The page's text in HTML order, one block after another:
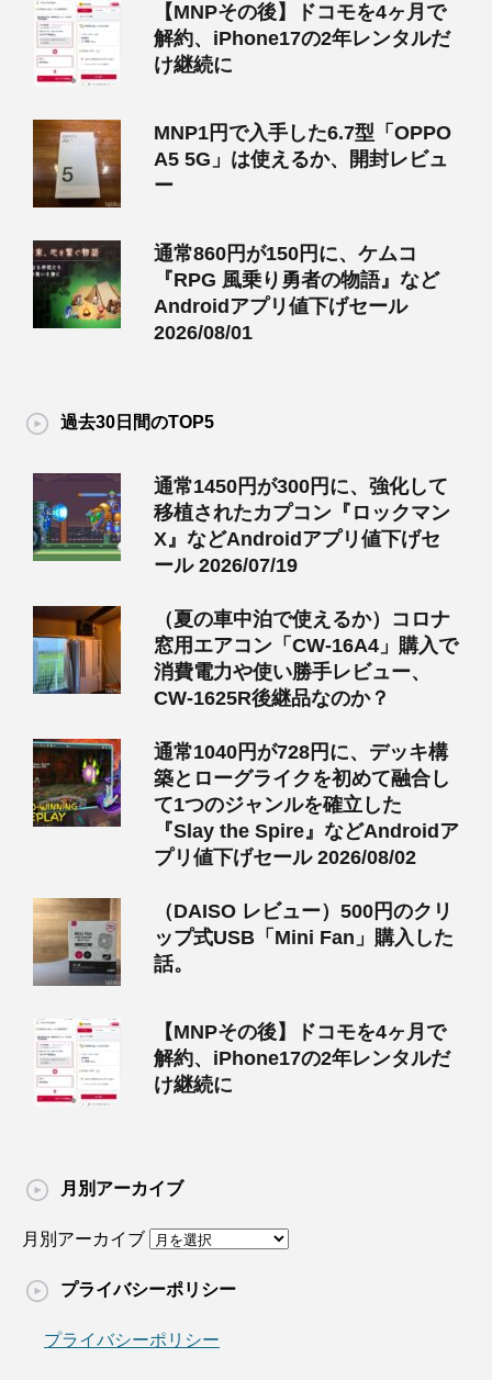
【MNPその後】ドコモを4ヶ月で
解約、iPhone17の2年レンタルだ
け継続に
MNP1円で入手した6.7型「OPPO
A5 5G」は使えるか、開封レビュ
ー
通常860円が150円に、ケムコ
『RPG 風乗り勇者の物語』など
Androidアプリ値下げセール
2026/08/01
過去30日間のTOP5
通常1450円が300円に、強化して
移植されたカプコン『ロックマン
X』などAndroidアプリ値下げセ
ール 2026/07/19
（夏の車中泊で使えるか）コロナ
窓用エアコン「CW-16A4」購入で
消費電力や使い勝手レビュー、
CW-1625R後継品なのか？
通常1040円が728円に、デッキ構
築とローグライクを初めて融合し
て1つのジャンルを確立した
『Slay the Spire』などAndroidア
プリ値下げセール 2026/08/02
（DAISO レビュー）500円のクリ
ップ式USB「Mini Fan」購入した
話。
【MNPその後】ドコモを4ヶ月で
解約、iPhone17の2年レンタルだ
け継続に
月別アーカイブ
月別アーカイブ
プライバシーポリシー
プライバシーポリシー